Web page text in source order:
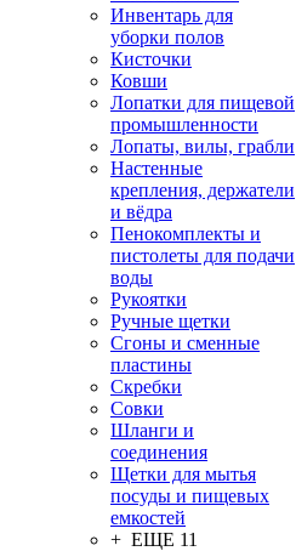
Инвентарь для
уборки полов
Кисточки
Ковши
Лопатки для пищевой
промышленности
Лопаты, вилы, грабли
Настенные
крепления, держатели
и вёдра
Пенокомплекты и
пистолеты для подачи
воды
Рукоятки
Ручные щетки
Сгоны и сменные
пластины
Скребки
Совки
Шланги и
соединения
Щетки для мытья
посуды и пищевых
емкостей
+ ЕЩЕ 11